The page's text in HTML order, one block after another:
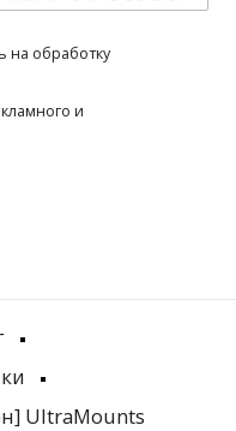
на обработку
и
UltraMounts